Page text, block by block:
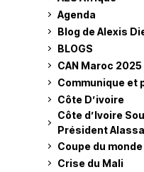
Agenda
Blog de Alexis
BLOGS
CAN Maroc 2025
Communique et
Côte D’ivoire
Côte d’Ivoire
Président
Coupe du
Crise du Mali